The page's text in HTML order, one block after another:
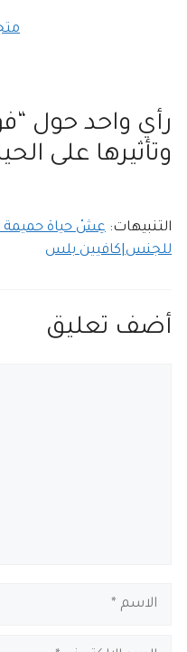
رأي واحد حول
وتأثيرها على
التنبيهات: عِشْ حياة حميمة
للجنس|كافيين بلس
أضف تعليق
الاسم
البريد